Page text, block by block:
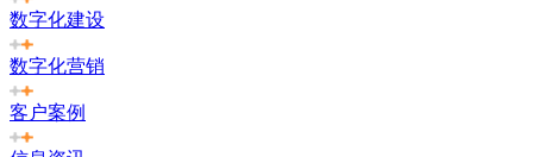
数字化建设
数字化营销
客户案例